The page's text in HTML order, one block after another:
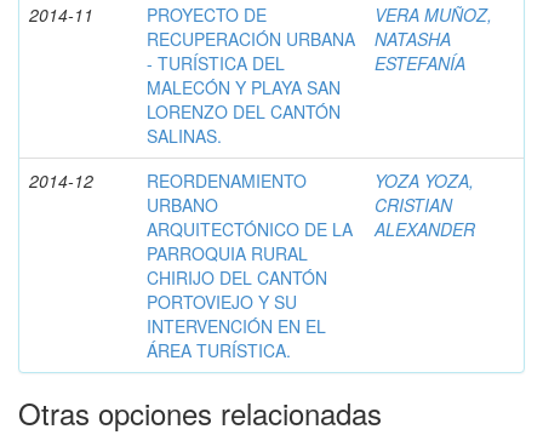
2014-11
PROYECTO DE
RECUPERACIÓN URBANA
- TURÍSTICA DEL
MALECÓN Y PLAYA SAN
LORENZO DEL CANTÓN
SALINAS.
VERA MUÑOZ,
NATASHA
ESTEFANÍA
2014-12
REORDENAMIENTO
URBANO
ARQUITECTÓNICO DE LA
PARROQUIA RURAL
CHIRIJO DEL CANTÓN
PORTOVIEJO Y SU
INTERVENCIÓN EN EL
ÁREA TURÍSTICA.
YOZA YOZA,
CRISTIAN
ALEXANDER
Otras opciones relacionadas